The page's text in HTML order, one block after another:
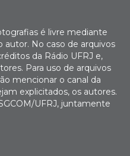
é livre mediante
autor. No caso de arquivos
da Rádio UFRJ e,
Para uso de arquivos
mencionar o canal da
explicitados, os autores.
UFRJ, juntamente